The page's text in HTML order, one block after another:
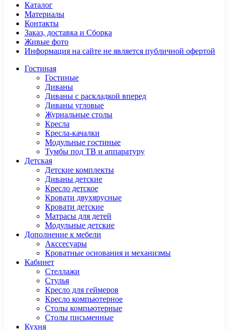
Каталог
Материалы
Контакты
Заказ, доставка и Сборка
Живые фото
Информация на сайте не является публичной офертой
Гостиная
Гостиные
Диваны
Диваны с раскладкой вперед
Диваны угловые
Журнальные столы
Кресла
Кресла-качалки
Модульные гостиные
Тумбы под ТВ и аппаратуру
Детская
Детские комплекты
Диваны детские
Кресло детское
Кровати двухярусные
Кровати детские
Матрасы для детей
Модульные детские
Дополнение к мебели
Акссесуары
Кроватные основания и механизмы
Кабинет
Cтеллажи
Cтулья
Кресло для геймеров
Кресло компьютерное
Столы компьютерные
Столы письменные
Кухня